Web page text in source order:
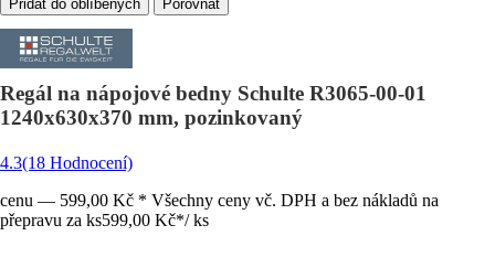
Porovnat
Regál na nápojové bedny Schulte R3065-00-01
1240x630x370 mm, pozinkovaný
4.3(18 Hodnocení)
cenu — 599,00 Kč * Všechny ceny vč. DPH a bez nákladů na
přepravu za ks599,00 Kč*/ ks